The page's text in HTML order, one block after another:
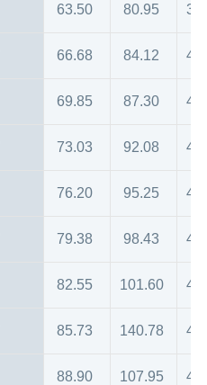
63.50 80.95
66.68 84.12
69.85 87.30
73.03 92.08
76.20 95.25
79.38 98.43
82.55 101.60
85.73 140.78
88.90 107.95